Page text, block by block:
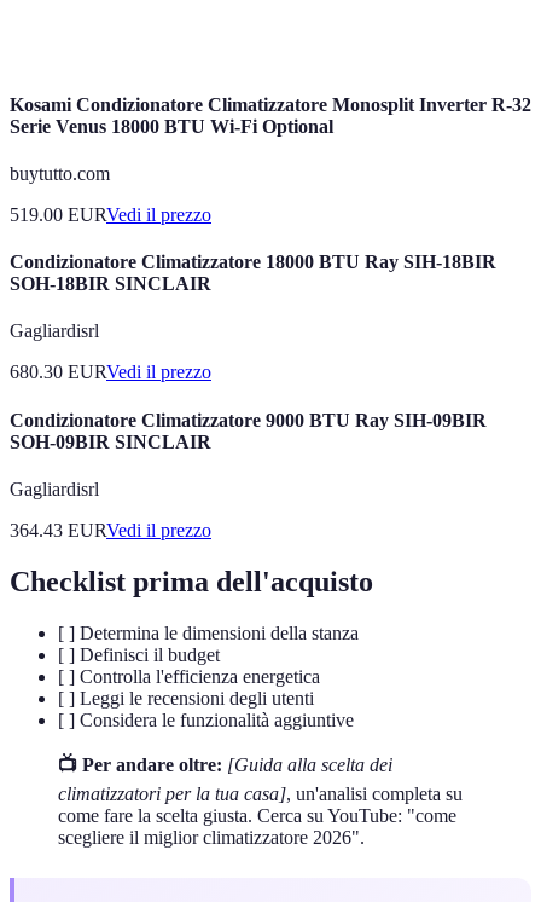
Kosami Condizionatore Climatizzatore Monosplit Inverter R-32
Serie Venus 18000 BTU Wi-Fi Optional
buytutto.com
519.00 EURVedi il prezzo
Condizionatore Climatizzatore 18000 BTU Ray SIH-18BIR
SOH-18BIR SINCLAIR
Gagliardisrl
680.30 EURVedi il prezzo
Condizionatore Climatizzatore 9000 BTU Ray SIH-09BIR
SOH-09BIR SINCLAIR
Gagliardisrl
364.43 EURVedi il prezzo
Checklist prima dell'acquisto
[ ] Determina le dimensioni della stanza
[ ] Definisci il budget
[ ] Controlla l'efficienza energetica
[ ] Leggi le recensioni degli utenti
[ ] Considera le funzionalità aggiuntive
📺 Per andare oltre: [Guida alla scelta dei
climatizzatori per la tua casa], un'analisi completa su
come fare la scelta giusta. Cerca su YouTube: "come
scegliere il miglior climatizzatore 2026".